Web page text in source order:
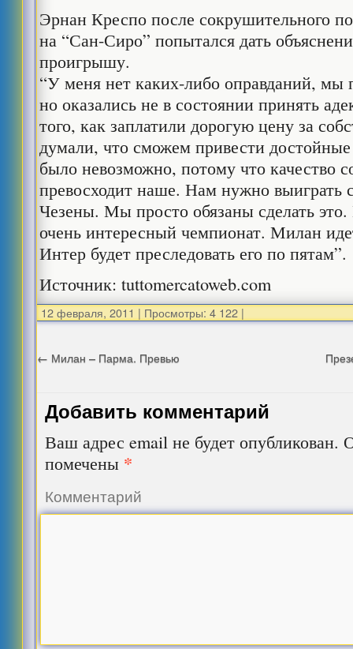
Эрнан Креспо после сокрушительного
на “Сан-Сиро” попытался дать
проигрышу.
“У меня нет каких-либо оправданий, мы
но оказались не в состоянии принять
того, как заплатили дорогую цену за
думали, что сможем привести
было невозможно, потому что качество
превосходит наше. Нам нужно выиграть
Чезены. Мы просто обязаны сделать
очень интересный чемпионат. Милан
Интер будет преследовать его по пятам”.
Источник: tuttomercatoweb.com
12 февраля, 2011 | Просмотры: 4 122 |
← Милан – Парма. Превью
Добавить комментарий
Ваш адрес email не будет опубликован.
помечены *
Комментарий